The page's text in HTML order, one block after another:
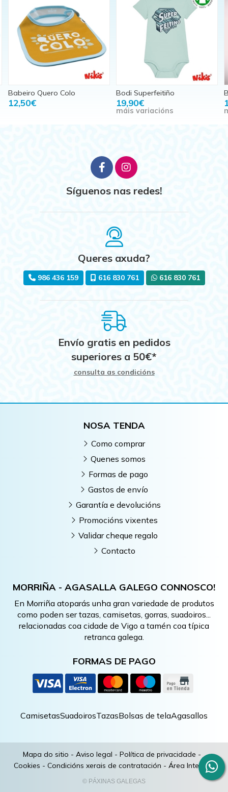
Babeiro Quero Colo
12,50€
Bodi Superfeitiño
19,90€
máis variacións
Síguenos nas redes!
Queres axuda?
986 436 159 616 830 761 616 830 761
Envío gratis en pedidos
superiores a 50€*
consulta as condicións
MORRIÑA - AGASALLA GALEGO CONNOSCO!
En Morriña atoparás unha gran variedade de produtos
como poden ser tazas, camisetas, gorras, suadoiros...
relacionadas coa cidade de Vigo a tamén coa típica
retranca galega.
FORMAS DE PAGO
NOSA TENDA
Como comprar
Quenes somos
Formas de pago
Gastos de envío
Garantía e devolucións
Promocións vixentes
Validar cheque regalo
Contacto
CamisetasSuadoirosTazasBolsas de telaAgasallos
Mapa do sitio - Aviso legal - Política de privacidade -
Cookies - Condicións xerais de contratación - Área Interna
© PÁXINAS GALEGAS